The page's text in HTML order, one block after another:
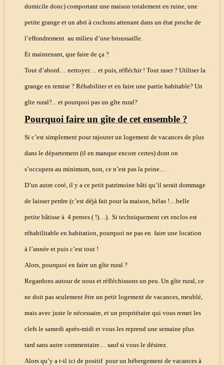
domicile donc) comportant une maison totalement en ruine, une
petite grange et un abri à cochons attenant dans un état proche de
l’effondrement au milieu d’une broussaille.
Et maintenant, que faire de ça ?
Tout d’abord… nettoyer… et puis, réfléchir ! Tout raser ? Utiliser la
grange en remise ? Réhabiliter et en faire une partie habitable? Un
gîte rural?... et pourquoi pas un gîte rural?
Pourquoi faire un gîte de cet ensemble ?
Si c’est simplement pour rajouter un logement de vacances de plus
dans le département (il en manque encore certes) dont on
s’occupera au minimum, non, ce n’est pas la peine…
D’un autre coté, il y a ce petit patrimoine bâti qu’il serait dommage
de laisser perdre (c’est déjà fait pour la maison, hélas !…belle
petite bâtisse à 4 pentes ( !)…). Si techniquement cet enclos est
réhabilitable en habitation, pourquoi ne pas en faire une location
à l’année et puis c’est tout !
Alors, pourquoi en faire un gîte rural ?
Regardons autour de nous et réfléchissons un peu. Un gîte rural, ce
ne doit pas seulement être un petit logement de vacances, meublé,
mais avec juste le nécessaire, et un propriétaire qui vous remet les
clefs le samedi après-midi et vous les reprend une semaine plus
tard sans autre commentaire… sauf si vous le désirez.
Alors qu’y a t-il ici de positif pour un hébergement de vacances à